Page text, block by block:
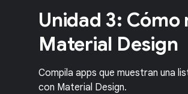
Unidad 3:
Material Design
Compila apps que muestran una
con Material Design.